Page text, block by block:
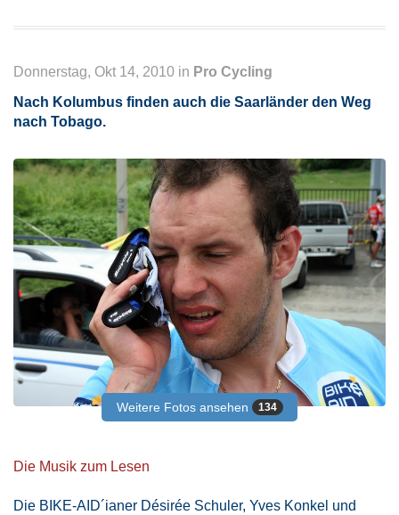
Donnerstag, Okt 14, 2010 in Pro Cycling
Nach Kolumbus finden auch die Saarländer den Weg
nach Tobago.
Weitere Fotos ansehen 134
Die Musik zum Lesen
Die BIKE-AID´ianer Désirée Schuler, Yves Konkel und